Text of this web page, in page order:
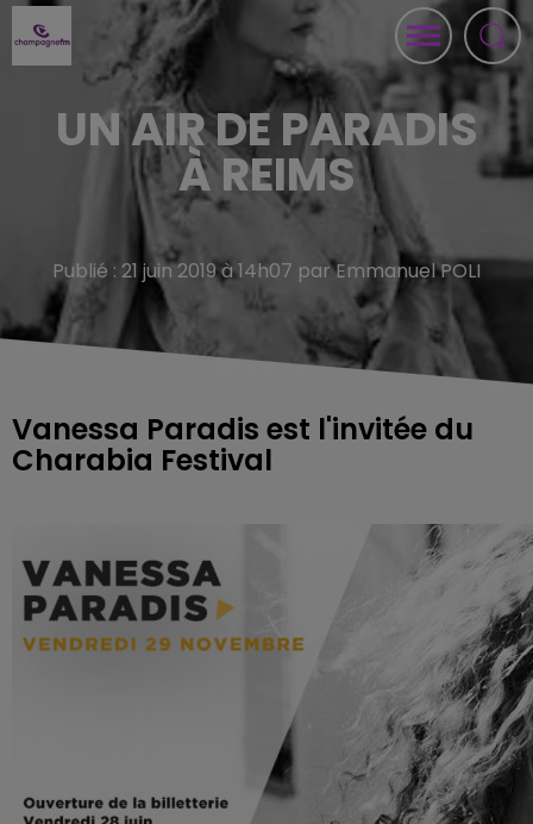
UN AIR DE PARADIS
À REIMS
Publié : 21 juin 2019 à 14h07 par Emmanuel POLI
Vanessa Paradis est l'invitée du
Charabia Festival